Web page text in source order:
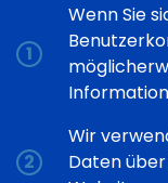
Wenn Sie
Wir
Daten